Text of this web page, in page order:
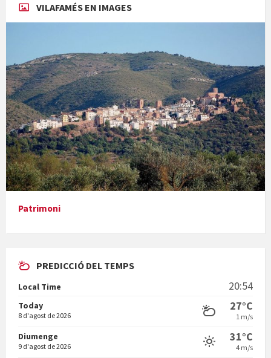
Concerts al Museu
Presentació del llibre &quot;La mare&quot;, d'Emma Zafon
En Bum
VILAFAMÉS EN IMAGES
Patrimoni
PREDICCIÓ DEL TEMPS
Local Time 20:54
Today
8 d'agost de 2026
27°C
1 m/s
Diumenge
9 d'agost de 2026
31°C
4 m/s